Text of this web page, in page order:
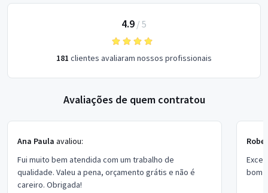
4.9 / 5
181 clientes avaliaram nossos profissionais
Avaliações de quem contratou
Ana Paula avaliou:
Fui muito bem atendida com um trabalho de
qualidade. Valeu a pena, orçamento grátis e não é
careiro. Obrigada!
bom